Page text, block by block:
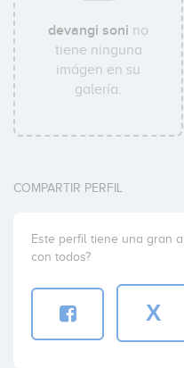
devangi soni no
tiene ninguna
imágen en su
galería.
COMPARTIR PERFIL
Este perfil tiene una gran
con todos?
X